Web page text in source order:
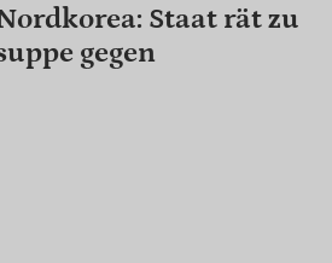
Staat rät zu
gegen